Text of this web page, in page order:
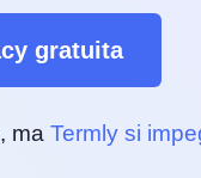
gratuita
ma Termly si